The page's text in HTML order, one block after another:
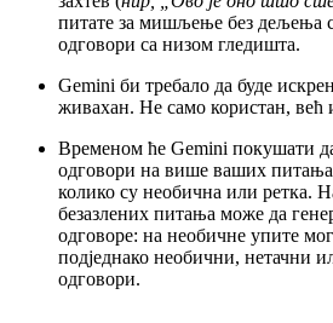
питате за мишљење без дељења
одговори са низом гледишта.
Gemini би требало да буде
живахан. Не само користан, већ
Временом ће Gemini покушати
одговори на више ваших питања
колико су необична или ретка.
безазлених питања може да
одговоре: на необичне упите
подједнако необични, нетачни
одговори.